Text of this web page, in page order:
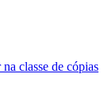
classe de cópias